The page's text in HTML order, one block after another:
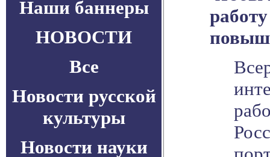
Наши баннеры
НОВОСТИ
Все
Новости русской
культуры
Новости науки